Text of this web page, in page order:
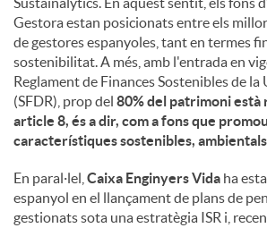
Gestora estan posicionats entre els
de gestores espanyoles, tant en termes
sostenibilitat. A més, amb l'entrada en
Reglament de Finances Sostenibles de la
(SFDR), prop del 80% del patrimoni està
article 8, és a dir, com a fons que
característiques sostenibles, ambientals
En paral·lel, Caixa Enginyers Vida ha
espanyol en el llançament de plans de
gestionats sota una estratègia ISR i,